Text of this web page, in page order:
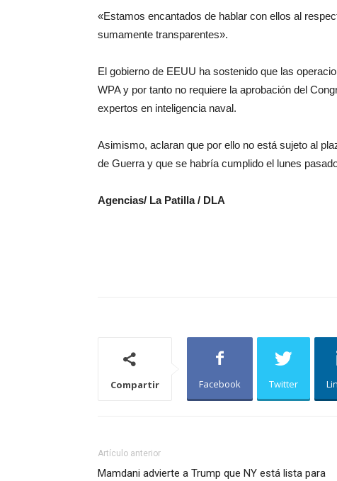
«Estamos encantados de hablar con ellos al
sumamente transparentes».
El gobierno de EEUU ha sostenido que las
WPA y por tanto no requiere la aprobación del
expertos en inteligencia naval.
Asimismo, aclaran que por ello no está sujeto al
de Guerra y que se habría cumplido el lunes
Agencias/ La Patilla / DLA
Compartir Facebook Twitter
Artículo anterior
Mamdani advierte a Trump que NY está lista para